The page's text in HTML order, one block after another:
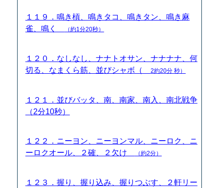
１１９．鳴き槓、鳴きタコ、鳴きタン、鳴き麻
雀、鳴く
（約1分20秒）
１２０．なしなし、ナナトオサン、ナナナナ、何
切る、なまくら筋、並びシャボ（
2約20分 秒）
１２１．並びバッタ、南、南家、南入、南北戦争
（2分10秒）
１２２．ニーヨン、ニーヨンマル、ニーロク、ニ
ーロクオール、２確、２欠け
（約2分）
１２３．握り、握り込み、握りつぶす、２軒リー